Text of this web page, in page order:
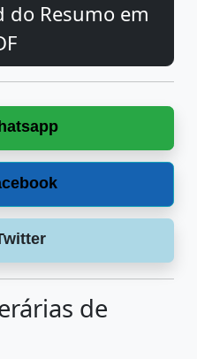
do Resumo em
de